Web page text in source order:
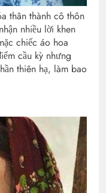
thân thành cô thôn
nhiều lời khen
chiếc áo hoa
cầu kỳ nhưng
thiên hạ, làm bao